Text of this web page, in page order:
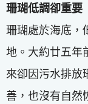
珊瑚低調卻重要
珊瑚處於海底，
地。大約廿五年
來卻因污水排放
善，也沒有自然